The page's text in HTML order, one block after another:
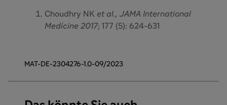
Choudhry NK et al., JAMA International
Medicine 2017; 177 (5): 624-631
MAT-DE-2304276-1.0-09/2023